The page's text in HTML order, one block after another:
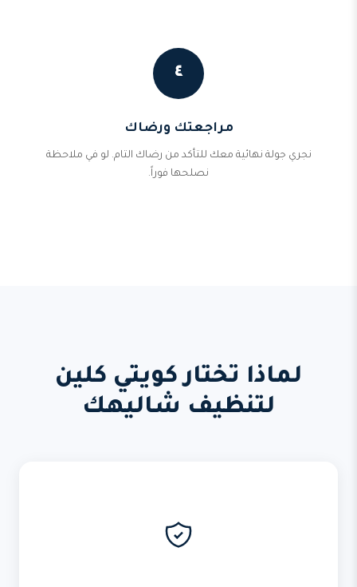
٤
مراجعتك ورضاك
نجري جولة نهائية معك للتأكد من رضاك التام. لو في ملاحظة
نصلحها فوراً.
لماذا تختار كويتي كلين
لتنظيف شاليهك